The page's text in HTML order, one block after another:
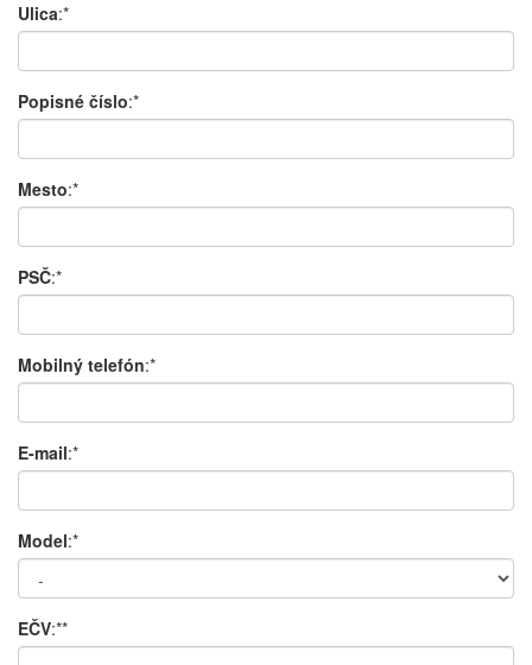
Ulica:*
Popisné číslo:*
Mesto:*
PSČ:*
Mobilný telefón:*
E-mail:*
Model:*
EČV:**